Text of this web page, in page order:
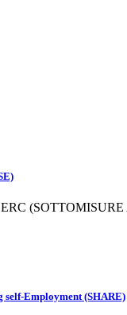
(SOTTOMISURE
self-Employment (SHARE)